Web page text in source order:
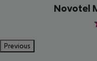
Novotel
Previous